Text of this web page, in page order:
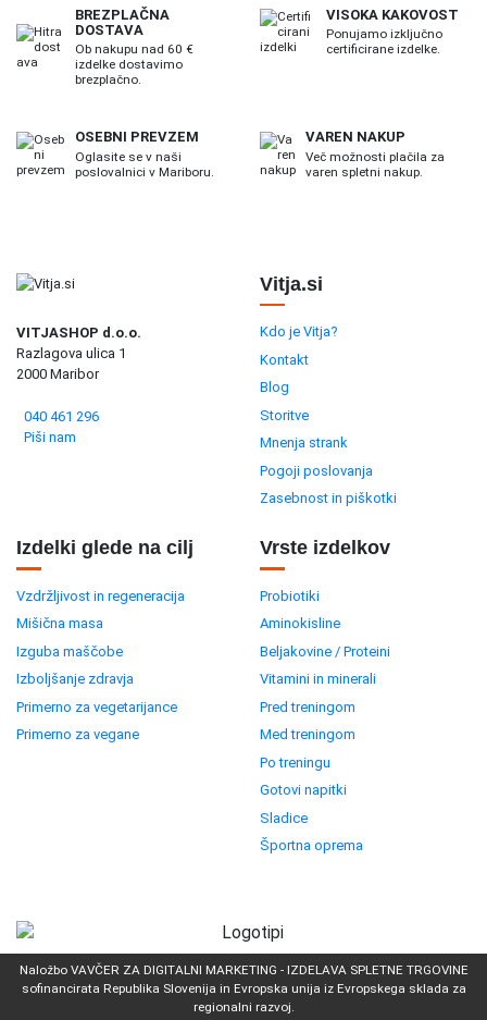
BREZPLAČNA
DOSTAVA
Ob nakupu nad 60 €
izdelke dostavimo
brezplačno.
VISOKA KAKOVOST
Ponujamo izključno
certificirane izdelke.
OSEBNI PREVZEM
Oglasite se v naši
poslovalnici v Mariboru.
VAREN NAKUP
Več možnosti plačila za
varen spletni nakup.
VITJASHOP d.o.o.
Razlagova ulica 1
2000 Maribor
040 461 296
Piši nam
Vitja.si
Kdo je Vitja?
Kontakt
Blog
Storitve
Mnenja strank
Pogoji poslovanja
Zasebnost in piškotki
Izdelki glede na cilj
Vzdržljivost in regeneracija
Mišična masa
Izguba maščobe
Izboljšanje zdravja
Primerno za vegetarijance
Primerno za vegane
Vrste izdelkov
Probiotiki
Aminokisline
Beljakovine / Proteini
Vitamini in minerali
Pred treningom
Med treningom
Po treningu
Gotovi napitki
Sladice
Športna oprema
Naložbo VAVČER ZA DIGITALNI MARKETING - IZDELAVA SPLETNE TRGOVINE
sofinancirata Republika Slovenija in Evropska unija iz Evropskega sklada za
regionalni razvoj.